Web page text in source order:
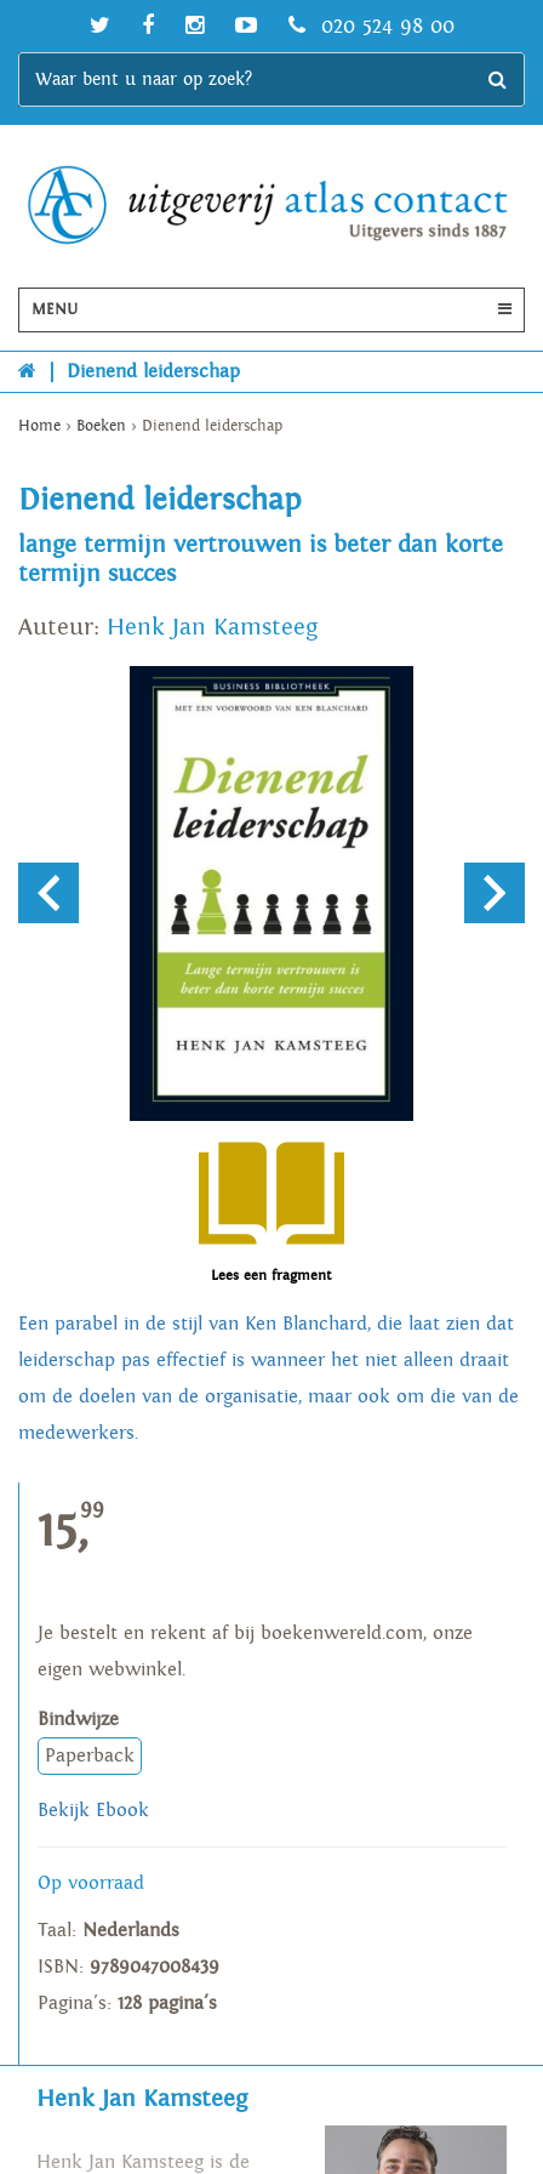
020 524 98 00
MENU
Dienend leiderschap
Home > Boeken > Dienend leiderschap
Dienend leiderschap
lange termijn vertrouwen is beter dan korte
termijn succes
Auteur: Henk Jan Kamsteeg
Lees een fragment
Een parabel in de stijl van Ken Blanchard, die laat zien dat
leiderschap pas effectief is wanneer het niet alleen draait
om de doelen van de organisatie, maar ook om die van de
medewerkers.
15,99
Je bestelt en rekent af bij boekenwereld.com, onze
eigen webwinkel.
Bindwijze
Paperback
Bekijk Ebook
Op voorraad
Taal: Nederlands
ISBN: 9789047008439
Pagina's: 128 pagina's
Henk Jan Kamsteeg
Henk Jan Kamsteeg is de